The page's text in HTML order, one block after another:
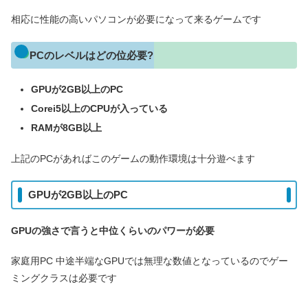
相応に性能の高いパソコンが必要になって来るゲームです
PCのレベルはどの位必要?
GPUが2GB以上のPC
Corei5以上のCPUが入っている
RAMが8GB以上
上記のPCがあればこのゲームの動作環境は十分遊べます
GPUが2GB以上のPC
GPUの強さで言うと中位くらいのパワーが必要
家庭用PC 中途半端なGPUでは無理な数値となっているのでゲー
ミングクラスは必要です